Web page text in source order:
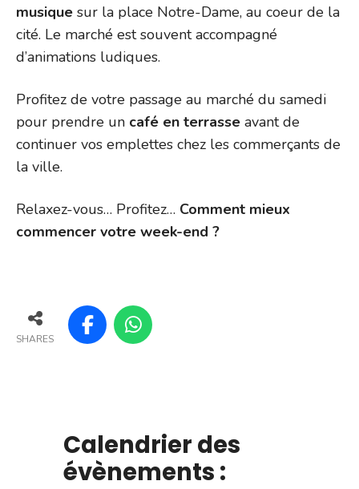
musique sur la place Notre-Dame, au coeur de la
cité. Le marché est souvent accompagné
d’animations ludiques.
Profitez de votre passage au marché du samedi
pour prendre un café en terrasse avant de
continuer vos emplettes chez les commerçants de
la ville.
Relaxez-vous… Profitez… Comment mieux
commencer votre week-end ?
SHARES
Calendrier des
évènements :